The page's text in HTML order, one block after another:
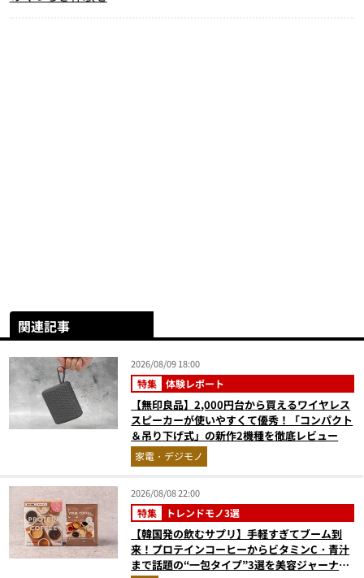
関連記事
2026/08/09 18:00
特集 体験レポート
【無印良品】2,000円台から買えるワイヤレス
スピーカーが使いやすくて優秀！「コンパクト
＆吊り下げ式」の新作2機種を徹底レビュー
家電・デジモノ
2026/08/08 22:00
特集 トレンドモノ3選
【韓国発の飲むサプリ】手軽すぎてブーム到
来！プロテインコーヒーからビタミンC・青汁
まで話題の“一包タイプ”3選を美容ジャーナリ